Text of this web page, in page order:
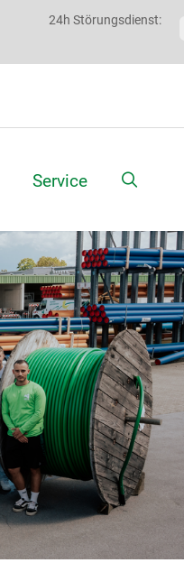
24h Störungsdienst:
Service Suche